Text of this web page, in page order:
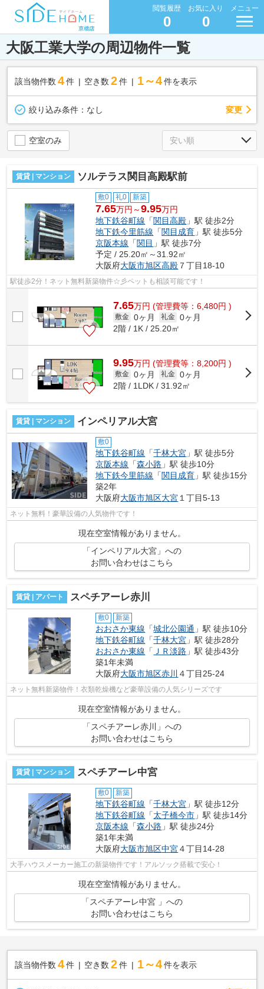
閲覧履歴
0
お気に入り
0
メニュー
大阪工業大学の周辺物件一覧
該当物件数 4件 空き数 2 件 1～4 件を表示
絞り込み条件： なし 変更
空室のみ
賃貸 | マンション ソルテラス関目高殿駅前
敷0 礼0 新築
7.65万円～9.95万円
地下鉄谷町線 「関目高殿 」駅 徒歩2分
地下鉄今里筋線 「関目成育 」駅 徒歩5分
京阪本線 「関目 」駅 徒歩7分
予定 / 25.20㎡～31.92㎡
大阪府大阪市旭区高殿 ７丁目18-10
駅徒歩2分！ネット無料新築物件☆彡ペットも相談可能です！
7.65万円 (管理費等：6,480円 )
敷金 0ヶ月 礼金 0ヶ月
2階 / 1K / 25.20㎡
9.95万円 (管理費等：8,200円 )
敷金 0ヶ月 礼金 0ヶ月
2階 / 1LDK / 31.92㎡
賃貸 | マンション インペリアル大宮
敷0
地下鉄谷町線 「千林大宮 」駅 徒歩5分
京阪本線 「森小路 」駅 徒歩10分
地下鉄今里筋線 「関目成育 」駅 徒歩15分
築2年
大阪府大阪市旭区大宮 １丁目5-13
ネット無料！豪華設備の人気物件です！
現在空室情報がありません。
「インペリアル大宮」への
お問い合わせはこちら
賃貸 | アパート スペチアーレ赤川
敷0 新築
おおさか東線 「城北公園通 」駅 徒歩10分
地下鉄谷町線 「千林大宮 」駅 徒歩28分
おおさか東線 「 ＪＲ淡路 」駅 徒歩43分
築1年未満
大阪府大阪市旭区赤川 ４丁目25-24
ネット無料新築物件！衣類乾燥機など豪華設備の人気シリーズです
現在空室情報がありません。
「スペチアーレ赤川」への
お問い合わせはこちら
賃貸 | マンション スペチアーレ中宮
敷0 新築
地下鉄谷町線 「千林大宮 」駅 徒歩12分
地下鉄谷町線 「太子橋今市 」駅 徒歩14分
京阪本線 「森小路 」駅 徒歩24分
築1年未満
大阪府大阪市旭区中宮４丁目14-28
大手ハウスメーカー施工の新築物件です！アルソック搭載で安心！
現在空室情報がありません。
「スペチアーレ中宮 」への
お問い合わせはこちら
該当物件数 4件 空き数 2 件 1～4 件を表示